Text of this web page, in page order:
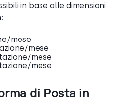
in base alle dimensioni
mese
mese
mese
mese
di Posta in